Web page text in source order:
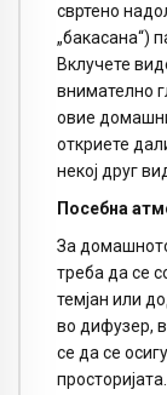
свртено
„бакасана“)
Вклучете
внимателно
овие
откриете
некој друг
Посебна
За
треба да се
темјан или
во дифузер,
се да се
просторијата.